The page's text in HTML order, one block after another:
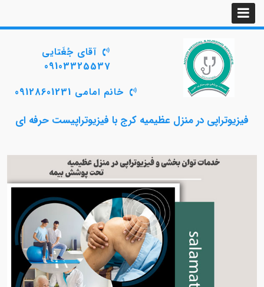
فیزیوتراپی در منزل عظیمیه کرج با فیزیوتراپیست حرفه‌ ای
آقای جُغَتایی
09103325537
خانم امامی 09128601231